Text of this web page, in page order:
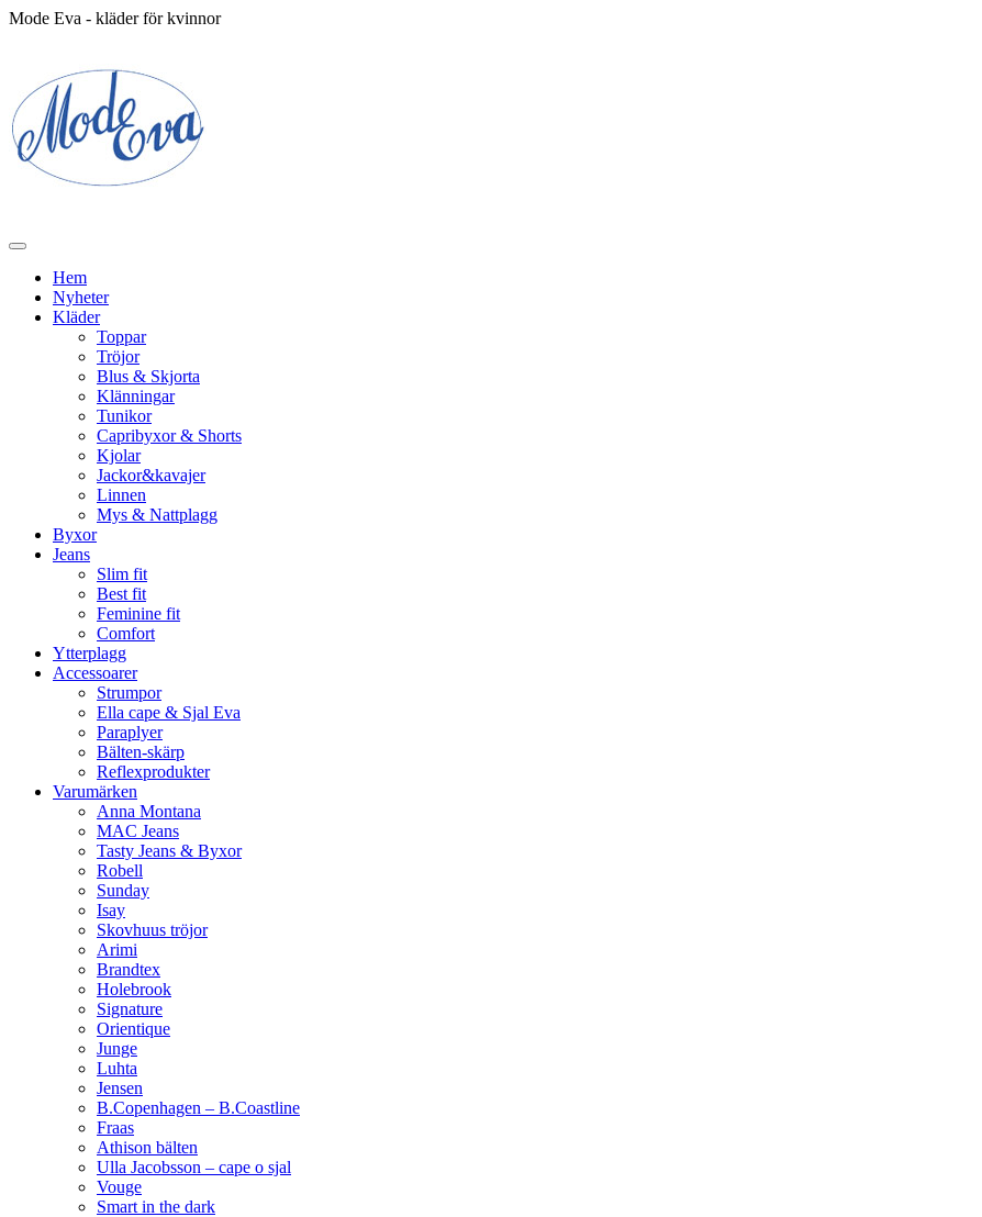
Mode Eva - kläder för kvinnor
Hem
Nyheter
Kläder
Toppar
Tröjor
Blus & Skjorta
Klänningar
Tunikor
Capribyxor & Shorts
Kjolar
Jackor&kavajer
Linnen
Mys & Nattplagg
Byxor
Jeans
Slim fit
Best fit
Feminine fit
Comfort
Ytterplagg
Accessoarer
Strumpor
Ella cape & Sjal Eva
Paraplyer
Bälten-skärp
Reflexprodukter
Varumärken
Anna Montana
MAC Jeans
Tasty Jeans & Byxor
Robell
Sunday
Isay
Skovhuus tröjor
Arimi
Brandtex
Holebrook
Signature
Orientique
Junge
Luhta
Jensen
B.Copenhagen – B.Coastline
Fraas
Athison bälten
Ulla Jacobsson – cape o sjal
Vouge
Smart in the dark